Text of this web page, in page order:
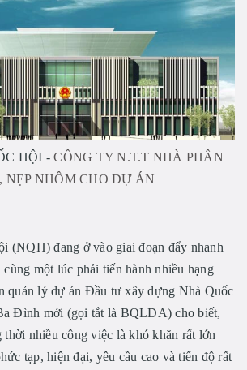
HỘI -CÔNG TY N.T.T NHÀ PHÂN
NẸP NHÔM CHO DỰ ÁN
(NQH) đang ở vào giai đoạn đẩy nhanh
một lúc phải tiến hành nhiều hạng
quản lý dự án Đầu tư xây dựng Nhà Quốc
Đình mới (gọi tắt là BQLDA) cho biết,
nhiều công việc là khó khăn rất lớn
tạp, hiện đại, yêu cầu cao và tiến độ rất